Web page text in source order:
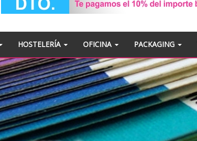
HOSTELERÍA OFICINA PACKAGING